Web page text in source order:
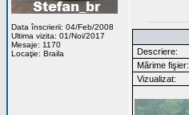
Data înscrierii: 04/Feb/2008
Ultima vizita: 01/Noi/2017
Mesaje: 1170
Locaţie: Braila
Descriere:
Mărime fişier:
Vizualizat: